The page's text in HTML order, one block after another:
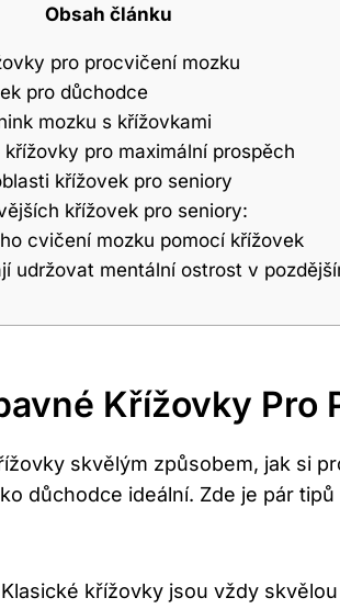
Obsah článku
pro procvičení mozku
pro důchodce
mozku s křížovkami
pro maximální prospěch
křížovek pro seniory
křížovek pro seniory:
cvičení mozku pomocí křížovek
udržovat mentální ostrost v
Křížovky Pro
skvělým způsobem, jak si
důchodce ideální. Zde je pár
křížovky jsou vždy